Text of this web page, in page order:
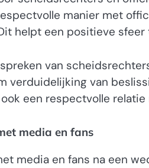
manier met
helpt een positieve
van
verduidelijking van
een respectvolle
media en fans
media en fans na een